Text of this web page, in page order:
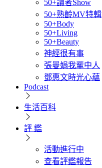
50+讀者Show
50+熟齡MV特輯
50+Body
50+Living
50+Beauty
神經很有事
張曼娟我輩中人
鄧惠文時光心蘊
Podcast
生活百科
評 鑑
活動進行中
查看評鑑報告